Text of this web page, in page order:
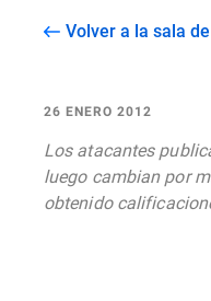
Volver a la sala
26 ENERO 2012
Los atacantes
luego cambian por
obtenido